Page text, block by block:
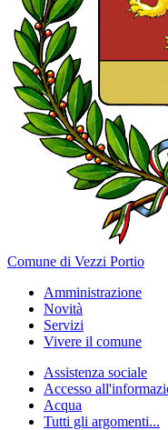
Comune di Vezzi Portio
Amministrazione
Novità
Servizi
Vivere il comune
Assistenza sociale
Accesso
Acqua
Tutti gli argomenti...